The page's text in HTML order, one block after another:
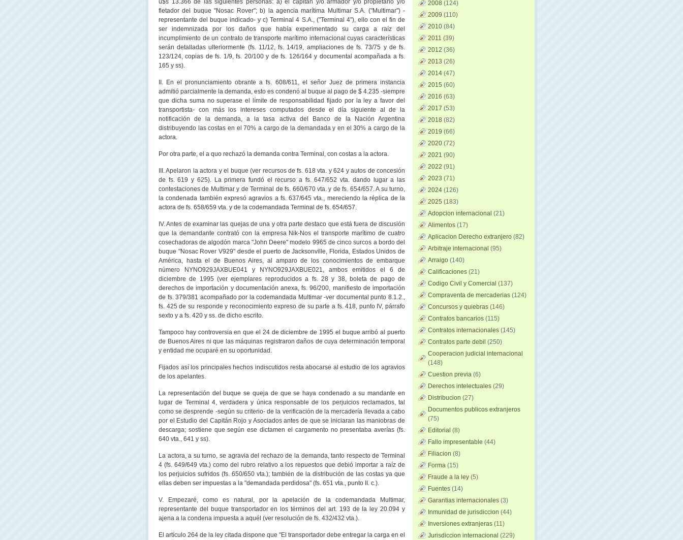
u$s 13.366 de las siguientes personas: a) el capitán y/o armador y/o propietario y/o
fletador del buque "Nosac Rover"; b) la agencia marítima Multimar S.A. ("Multimar") -
representante del buque indicado- y c) Terminal 4 S.A., ("Terminal 4"), ello con el fin de
ser indemnizada por los daños que había experimentado su carga a raíz del
incumplimiento de un contrato de transporte marítimo internacional cuyas características
serán detalladas ulteriormente (fs. 11/12, fs. 14/19, ampliaciones de fs. 73/75 y de fs.
123/124, copias de fs. 1/9, fs. 20/100 y de fs. 126/164 y documental acompañada a fs.
165 y ss).
II. En el pronunciamiento obrante a fs. 608/611, el señor Juez de primera instancia
admitió parcialmente la demanda, esto es condenó al buque al pago de $ 4.235 -siempre
que dicha suma no superase el límite de responsabilidad fijado por la ley a favor del
transportista- con más los intereses computados desde el día siguiente al de la
notificación de la demanda, a la tasa activa del Banco de
la Nación Argentina
distribuyendo las costas en el 70% a cargo de la demandada y en el 30% a cargo de la
actora.
Por otra parte, el a quo rechazó la demanda contra Terminal, con costas a la actora.
III. Apelaron la actora y el buque (ver recursos de fs. 618 vta. y 624 y autos de concesión
de fs. 619 y 625). La primera fundó el recurso a fs. 647/652 vta. dando lugar a las
contestaciones de Multimar y de Terminal de fs. 660/670 vta. y de fs. 654/657. A su turno,
la condenada también expresó agravios a fs. 637/645 vta., mereciendo la réplica de la
actora de fs. 658/659 vta. y de la codemandada Terminal de fs. 654/657.
IV. Antes de examinar las quejas de una y otra parte destaco que está fuera de discusión
que la demandante contrató con la empresa Nik-Nos el transporte marítimo de cuatro
cosechadoras de algodón marca "John Deere" modelo 9965 de cinco surcos a bordo del
buque "Nosac Rover V929" desde el puerto de Jacksonville, Florida, Estados Unidos de
América, hasta el de Buenos Aires, al amparo de los conocimientos de embarque
número NYNO929JAXBUE041 y NYNO929JAXBUE021, ambos emitidos el 6 de
diciembre de 1995 (ver ejemplares reproducidos a fs. 28 y 38, boleta de pago de
derechos de importación y documentación anexa, fs. 96/200, manifiesto de importación
de fs. 379/381 acompañado por la codemandada Multimar -ver documental punto 8.1.2.,
fs. 425 de su responde y reconocimiento expreso de su parte a fs. 418, punto IV, párrafo
sexto y a fs. 420 y ss. de dicho escrito.
Tampoco hay controversia en que el 24 de diciembre de 1995 el buque arribó al puerto
de Buenos Aires ni que las máquinas registraron daños de cuya determinación temporal
y entidad me ocuparé en su oportunidad.
Fijados así los principales hechos indiscutidos resta abocarse al estudio de los agravios
de los apelantes.
La representación del buque se queja de que se haya condenado a su mandante en
lugar de Terminal 4, verdadera y única responsable de los perjuicios reclamados, tal
como se desprende -según su criterio- de la verificación de la mercadería llevada a cabo
por el Estudio del Capitán Rojo y Asociados antes de que se iniciaran las maniobras de
descarga; sostiene que según ese dictamen el cargamento no presentaba averías (fs.
640 vta., 641 y ss).
La actora, a su turno, se agravia del rechazo de la demanda, tanto respecto de Terminal
4 (fs. 649/649 vta.) como del rubro relativo a los repuestos que debió importar a raíz de
los perjuicios sufridos (fs. 650/650 vta.); también de la distribución de las costas ya que
ellas deben ser impuestas a la "demandada perdidosa" (fs. 651 vta., punto II. c.).
V. Empezaré, como es natural, por la apelación de la codemandada Multimar,
representante del buque transportador en los términos del art. 193 de la ley 20.094 y
ajena a la condena impuesta a aquél (ver resolución de fs. 432/432 vta.).
El artículo 264 de la ley citada dispone que "El transportador debe entregar la carga en el
2008 (124)
2009 (110)
2010 (84)
2011 (39)
2012 (36)
2013 (26)
2014 (47)
2015 (60)
2016 (63)
2017 (53)
2018 (82)
2019 (66)
2020 (72)
2021 (90)
2022 (91)
2023 (71)
2024 (126)
2025 (183)
Adopcion internacional (21)
Alimentos (17)
Aplicacion Derecho extranjero (82)
Arbitraje internacional (95)
Arraigo (140)
Calificaciones (21)
Codigo Civil y Comercial (137)
Compraventa de mercaderias (124)
Concursos y quiebras (146)
Contratos bancarios (115)
Contratos internacionales (145)
Contratos parte debil (250)
Cooperacion judicial internacional
(148)
Cuestion previa (6)
Derechos intelectuales (29)
Distribucion (27)
Documentos publicos extranjeros
(75)
Editorial (8)
Fallo impresentable (44)
Filiacion (8)
Forma (15)
Fraude a la ley (5)
Fuentes (14)
Garantias internacionales (3)
Inmunidad de jurisdiccion (44)
Inversiones extranjeras (11)
Jurisdiccion internacional (229)